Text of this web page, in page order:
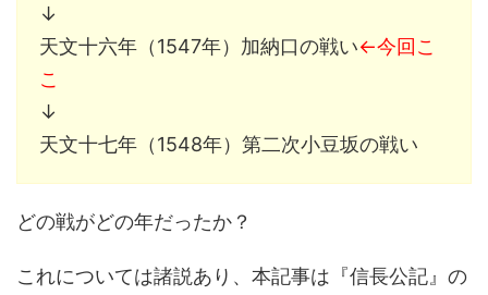
↓
天文十六年（1547年）加納口の戦い←今回こ
こ
↓
天文十七年（1548年）第二次小豆坂の戦い
どの戦がどの年だったか？
これについては諸説あり、本記事は『信長公記』の